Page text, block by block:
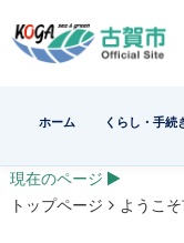
ホーム くらし・手続
現在のページ
トップページ
ようこ